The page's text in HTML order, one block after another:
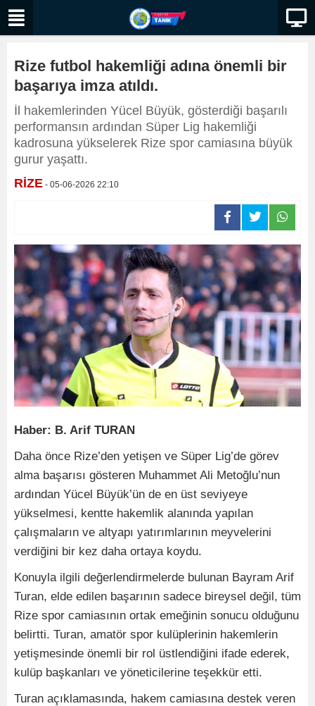
Rize futbol hakemliği adına önemli bir
başarıya imza atıldı.
İl hakemlerinden Yücel Büyük, gösterdiği başarılı
performansın ardından Süper Lig hakemliği
kadrosuna yükselerek Rize spor camiasına büyük
gurur yaşattı.
RİZE - 05-06-2026 22:10
Haber: B. Arif TURAN
Daha önce Rize’den yetişen ve Süper Lig’de görev
alma başarısı gösteren Muhammet Ali Metoğlu’nun
ardından Yücel Büyük’ün de en üst seviyeye
yükselmesi, kentte hakemlik alanında yapılan
çalışmaların ve altyapı yatırımlarının meyvelerini
verdiğini bir kez daha ortaya koydu.
Konuyla ilgili değerlendirmelerde bulunan Bayram Arif
Turan, elde edilen başarının sadece bireysel değil, tüm
Rize spor camiasının ortak emeğinin sonucu olduğunu
belirtti. Turan, amatör spor kulüplerinin hakemlerin
yetişmesinde önemli bir rol üstlendiğini ifade ederek,
kulüp başkanları ve yöneticilerine teşekkür etti.
Turan açıklamasında, hakem camiasına destek veren